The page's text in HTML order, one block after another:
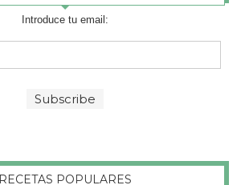
Introduce tu email:
RECETAS POPULARES